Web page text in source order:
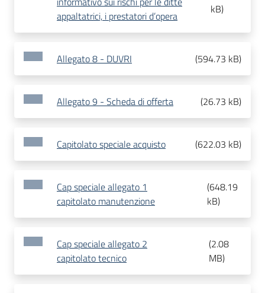
appaltatrici, i prestatori d’opera
kB)
Allegato 8 - DUVRI (594.73 kB)
Allegato 9 - Scheda di offerta (26.73 kB)
Capitolato speciale acquisto (622.03 kB)
Cap speciale allegato 1
capitolato manutenzione
(648.19
kB)
Cap speciale allegato 2
capitolato tecnico
(2.08
MB)